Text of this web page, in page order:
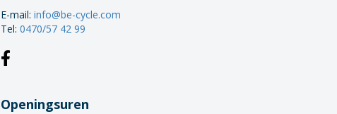
E-mail:info@be-cycle.com
Tel:0470/57 42 99
Openingsuren